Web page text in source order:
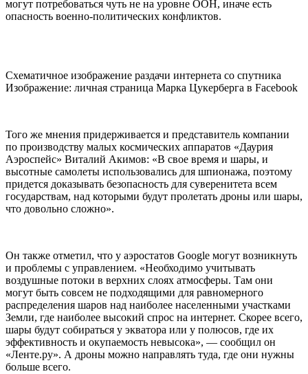
могут потребоваться чуть не на уровне ООН, иначе есть
опасность военно-политических конфликтов.
Схематичное изображение раздачи интернета со спутника
Изображение: личная страница Марка Цукерберга в Facebook
Того же мнения придерживается и представитель компании
по производству малых космических аппаратов «Даурия
Аэроспейс» Виталий Акимов: «В свое время и шары, и
высотные самолеты использовались для шпионажа, поэтому
придется доказывать безопасность для суверенитета всем
государствам, над которыми будут пролетать дроны или шары,
что довольно сложно».
Он также отметил, что у аэростатов Google могут возникнуть
и проблемы с управлением. «Необходимо учитывать
воздушные потоки в верхних слоях атмосферы. Там они
могут быть совсем не подходящими для равномерного
распределения шаров над наиболее населенными участками
Земли, где наиболее высокий спрос на интернет. Скорее всего,
шары будут собираться у экватора или у полюсов, где их
эффективность и окупаемость невысока», — сообщил он
«Ленте.ру». А дроны можно направлять туда, где они нужны
больше всего.